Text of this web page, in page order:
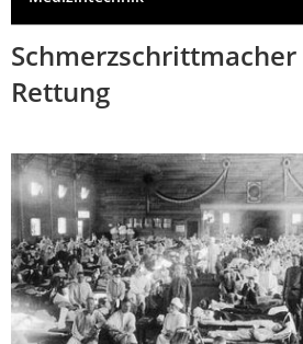
Rettung